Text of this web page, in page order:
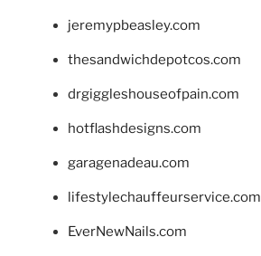
jeremypbeasley.com
thesandwichdepotcos.com
drgiggleshouseofpain.com
hotflashdesigns.com
garagenadeau.com
lifestylechauffeurservice.com
EverNewNails.com